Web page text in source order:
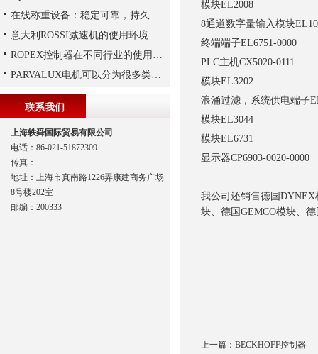
模块EL2008
8通道数字量输入模块
终端端子EL6751-0000
PLC主机CX5020-0111
模块EL3202
浪涌过滤，系统供电端子
模块EL3044
模块EL6731
显示器CP6903-0020-0000
我公司还销售德国DYNEX
块、德国GEMCO模块、
上一篇： BECKHOFF控制器
在线称重设备：稳定可靠，持久保障生产质量
意大利ROSSI减速机的使用环境和保养要求
ROPEX控制器在不同行业的使用规范
PARVALUX电机可以分为很多类，常见的有哪两种，它们的区别是什么？
联系我们
上海轶舜国际贸易有限公司
电话：86-021-51872309
传真：
地址：上海市真南路1226弄康建商务广场
8号楼202室
邮编：200333